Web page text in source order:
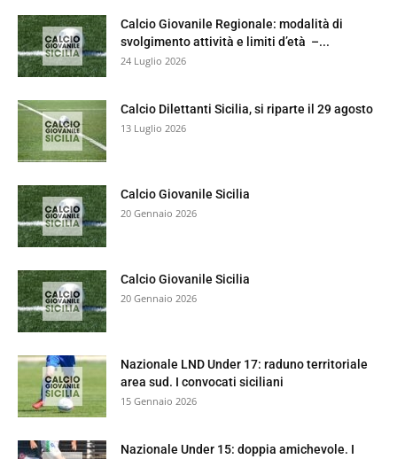
Calcio Giovanile Regionale: modalità di
svolgimento attività e limiti d’età –...
24 Luglio 2026
Calcio Dilettanti Sicilia, si riparte il 29 agosto
13 Luglio 2026
Calcio Giovanile Sicilia
20 Gennaio 2026
Calcio Giovanile Sicilia
20 Gennaio 2026
Nazionale LND Under 17: raduno territoriale
area sud. I convocati siciliani
15 Gennaio 2026
Nazionale Under 15: doppia amichevole. I